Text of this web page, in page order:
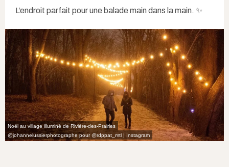
L’endroit parfait pour une balade main dans la main. ✨
Noël au village illuminé de Rivière-des-Prairies
@johannelussierphotographepour@rdppat_mtl | Instagram